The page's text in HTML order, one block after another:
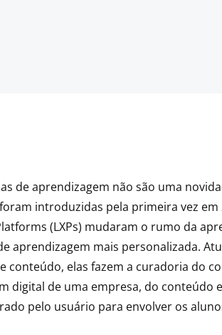
de aprendizagem não são uma
introduzidas pela primeira vez em
(LXPs) mudaram o rumo da
aprendizagem mais personalizada.
conteúdo, elas fazem a curadoria do
digital de uma empresa, do conteúdo
pelo usuário para envolver os